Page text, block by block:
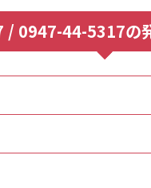
0947-44-5317の